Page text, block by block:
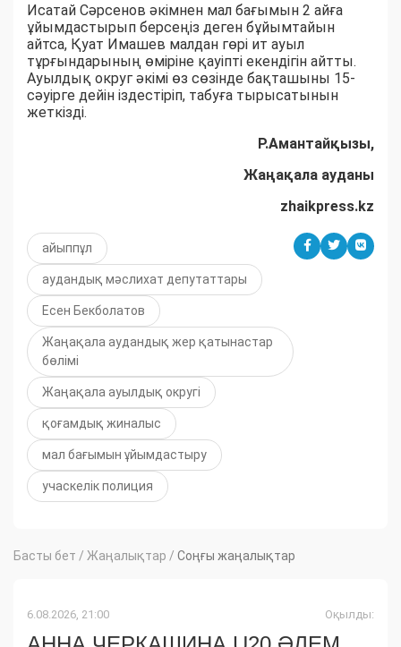
Исатай Сәрсенов әкімнен мал бағымын 2 айға
ұйымдастырып берсеңіз деген бұйымтайын
айтса, Қуат Имашев малдан гөрі ит ауыл
тұрғындарының өміріне қауіпті екендігін айтты.
Ауылдық округ әкімі өз сөзінде бақташыны 15-
сәуірге дейін іздестіріп, табуға тырысатынын
жеткізді.
Р.Амантайқызы,
Жаңақала ауданы
zhaikpress.kz
айыппұл
аудандық мәслихат депутаттары
Есен Бекболатов
Жаңақала аудандық жер қатынастар
бөлімі
Жаңақала ауылдық округі
қоғамдық жиналыс
мал бағымын ұйымдастыру
учаскелік полиция
Басты бет / Жаңалықтар / Соңғы жаңалықтар
6.08.2026, 21:00 Оқылды: